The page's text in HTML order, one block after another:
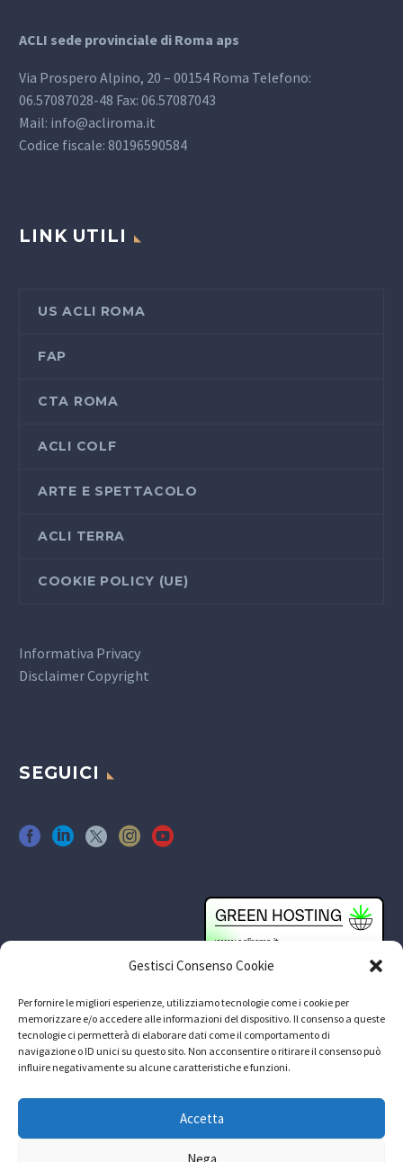
Gestisci Consenso Cookie
Per fornire le migliori esperienze, utilizziamo tecnologie come i cookie per
memorizzare e/o accedere alle informazioni del dispositivo. Il consenso a queste
tecnologie ci permetterà di elaborare dati come il comportamento di
navigazione o ID unici su questo sito. Non acconsentire o ritirare il consenso può
influire negativamente su alcune caratteristiche e funzioni.
Accetta
Nega
ACLI sede provinciale di Roma aps
Via Prospero Alpino, 20 – 00154 Roma Telefono:
06.57087028-48 Fax: 06.57087043
Mail: info@acliroma.it
Codice fiscale: 80196590584
LINK UTILI
US ACLI ROMA
FAP
CTA ROMA
ACLI COLF
ARTE E SPETTACOLO
ACLI TERRA
COOKIE POLICY (UE)
Informativa Privacy
Disclaimer Copyright
SEGUICI